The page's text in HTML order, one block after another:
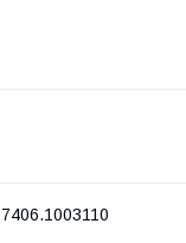
7406.1003110